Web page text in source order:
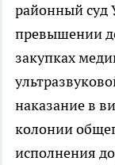
районный суд
превышении
закупках
наказание в
колонии
исполнения